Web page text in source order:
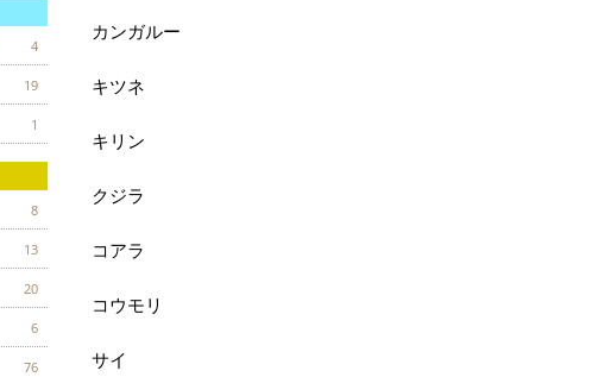
4
19
1
8
13
20
6
76
カンガルー
キツネ
キリン
クジラ
コアラ
コウモリ
サイ